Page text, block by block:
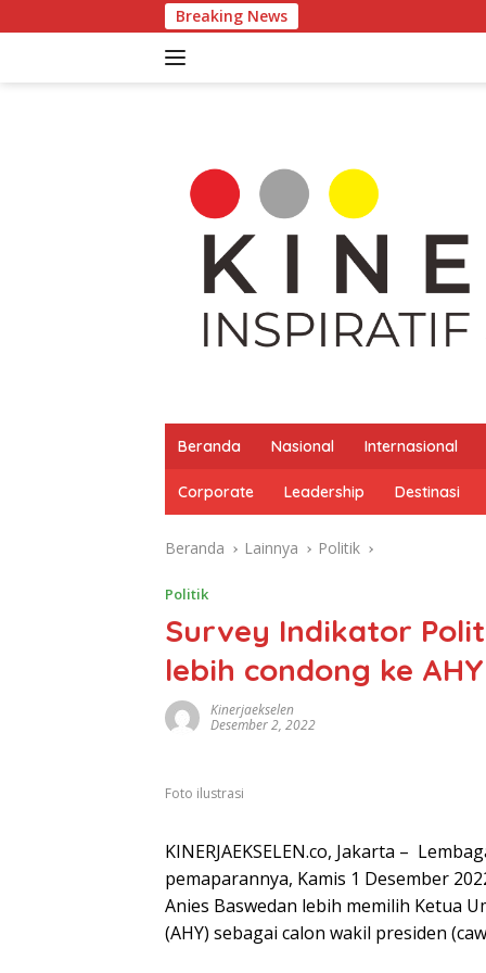
ke
Breaking News
Beranda Nasional Internasional
Corporate Leadership Destinasi
Beranda Lainnya Politik
Politik
Survey Indikator
lebih condong ke
Kinerjaekselen
Desember 2, 2022
Foto ilustrasi
KINERJAEKSELEN.co, Jakarta –
pemaparannya, Kamis 1 Desember
Anies Baswedan lebih memilih Ketua
(AHY) sebagai calon wakil presiden